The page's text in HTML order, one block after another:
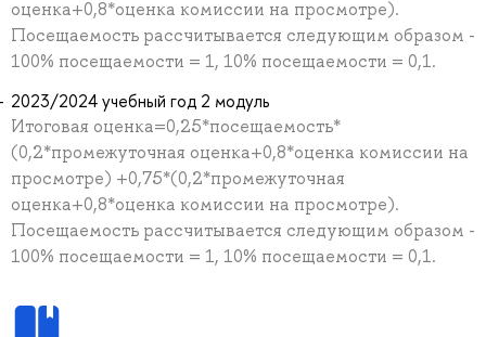
оценка+0,8*оценка комиссии на просмотре).
Посещаемость рассчитывается следующим образом -
100% посещаемости = 1, 10% посещаемости = 0,1.
2023/2024 учебный год 2 модуль
Итоговая оценка=0,25*посещаемость*
(0,2*промежуточная оценка+0,8*оценка комиссии на
просмотре) +0,75*(0,2*промежуточная
оценка+0,8*оценка комиссии на просмотре).
Посещаемость рассчитывается следующим образом -
100% посещаемости = 1, 10% посещаемости = 0,1.